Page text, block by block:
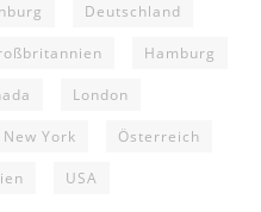
Deutschland
Hamburg
London
New York Österreich
USA